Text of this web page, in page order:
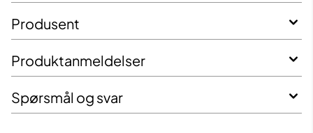
Produsent
Produktanmeldelser
Spørsmål og svar